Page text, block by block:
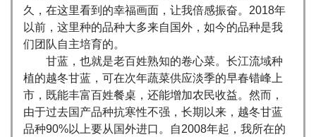
久，在这里看到的幸福画面，让我倍感振奋。2018年
以前，这里种的品种大多来自国外，如今的品种是我
们团队自主培育的。
甘蓝，也就是老百姓熟知的卷心菜。长江流域种
植的越冬甘蓝，可在次年蔬菜供应淡季的早春错峰上
市，既能丰富百姓餐桌，还能增加农民收益。然而，
由于过去国产品种抗寒性不强，长期以来，越冬甘蓝
品种90%以上要从国外进口。自2008年起，我所在的